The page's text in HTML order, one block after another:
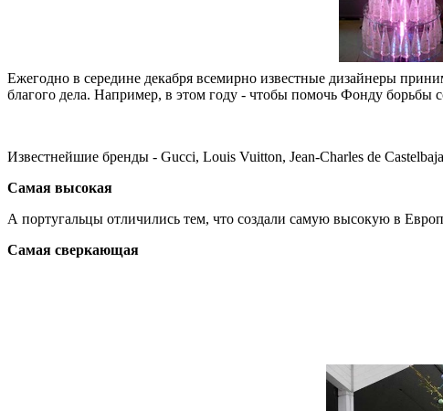
Ежегодно в середине декабря всемирно известные дизайнеры
благого дела. Например, в этом году - чтобы помочь Фонду
Известнейшие бренды - Gucci, Louis Vuitton, Jean-Charles de
Самая высокая
А португальцы отличились тем, что создали самую высокую в
Самая сверкающая